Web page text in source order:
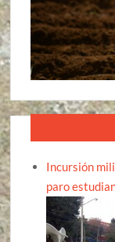
Incursión
paro